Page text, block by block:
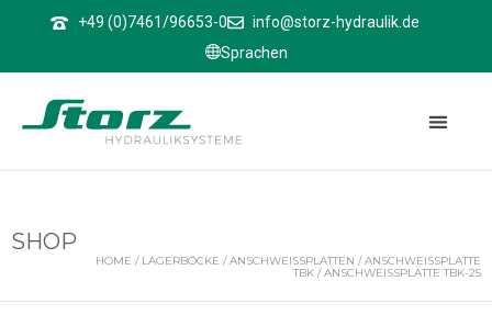
+49 (0)7461/96653-0
info@storz-hydraulik.de
Sprachen
SHOP
HOME / LAGERBÖCKE /ANSCHWEISSPLATTEN /ANSCHWEISSPLATTE T
BK
/ ANSCHWEISSPLATTE TBK-25